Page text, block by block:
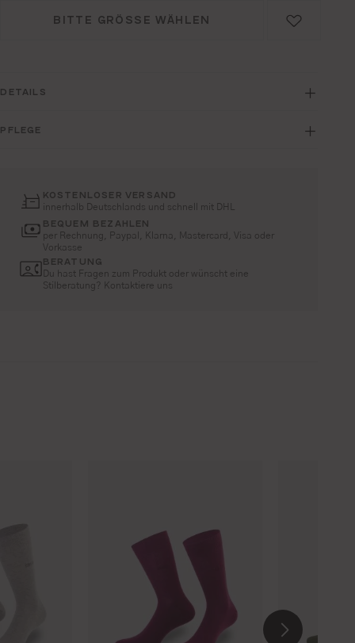
BITTE GRÖSSE WÄHLEN
DETAILS
PFLEGE
KOSTENLOSER VERSAND
innerhalb Deutschlands und schnell mit DHL
BEQUEM BEZAHLEN
per Rechnung, Paypal, Klarna, Mastercard, Visa oder
Vorkasse
BERATUNG
Du hast Fragen zum Produkt oder wünscht eine
Stilberatung? Kontaktiere uns